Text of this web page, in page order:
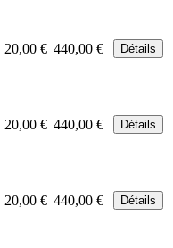
20,00 € 440,00 € Détails
20,00 € 440,00 € Détails
20,00 € 440,00 € Détails